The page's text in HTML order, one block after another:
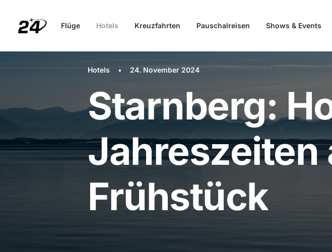
Flüge Hotels Kreuzfahrten Pauschalreisen Shows & Events
Hotels • 24. November 2024
Starnberg:
Jahreszeiten
Frühstück